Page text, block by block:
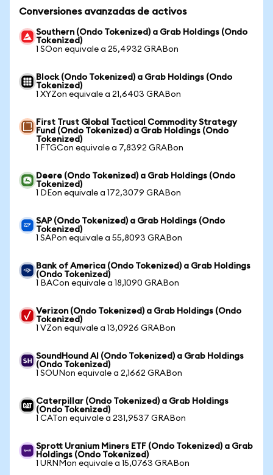
Conversiones avanzadas de activos
Southern (Ondo Tokenized) a Grab Holdings (Ondo
Tokenized)
1 SOon equivale a 25,4932 GRABon
Block (Ondo Tokenized) a Grab Holdings (Ondo
Tokenized)
1 XYZon equivale a 21,6403 GRABon
First Trust Global Tactical Commodity Strategy
Fund (Ondo Tokenized) a Grab Holdings (Ondo
Tokenized)
1 FTGCon equivale a 7,8392 GRABon
Deere (Ondo Tokenized) a Grab Holdings (Ondo
Tokenized)
1 DEon equivale a 172,3079 GRABon
SAP (Ondo Tokenized) a Grab Holdings (Ondo
Tokenized)
1 SAPon equivale a 55,8093 GRABon
Bank of America (Ondo Tokenized) a Grab Holdings
(Ondo Tokenized)
1 BACon equivale a 18,1090 GRABon
Verizon (Ondo Tokenized) a Grab Holdings (Ondo
Tokenized)
1 VZon equivale a 13,0926 GRABon
SoundHound AI (Ondo Tokenized) a Grab Holdings
(Ondo Tokenized)
1 SOUNon equivale a 2,1662 GRABon
Caterpillar (Ondo Tokenized) a Grab Holdings
(Ondo Tokenized)
1 CATon equivale a 231,9537 GRABon
Sprott Uranium Miners ETF (Ondo Tokenized) a Grab
Holdings (Ondo Tokenized)
1 URNMon equivale a 15,0763 GRABon